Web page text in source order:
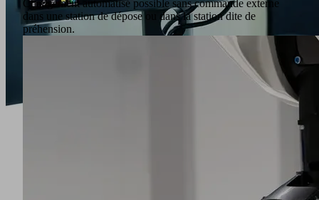
Changement automatisé possible sans commande externe
dans une station de dépose ou dans la station dite de
préhension.